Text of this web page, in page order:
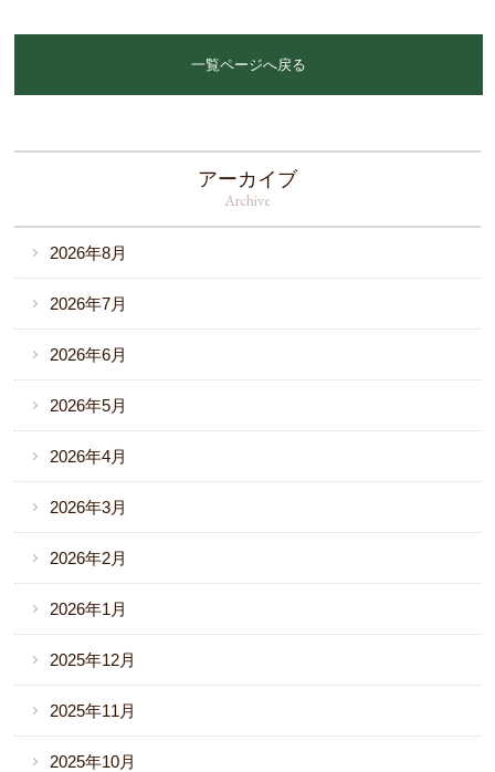
一覧ページへ戻る
アーカイブ
Archive
2026年8月
2026年7月
2026年6月
2026年5月
2026年4月
2026年3月
2026年2月
2026年1月
2025年12月
2025年11月
2025年10月